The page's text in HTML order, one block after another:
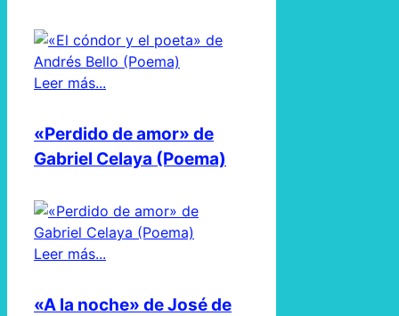
Leer más...
«Perdido de amor» de
Gabriel Celaya (Poema)
Leer más...
«A la noche» de José de